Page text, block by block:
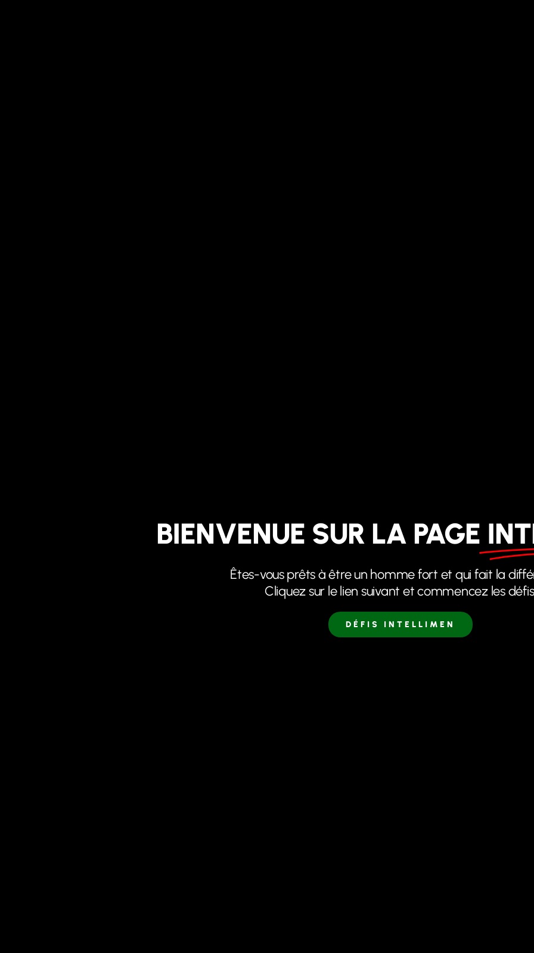
BIENVENUE SUR LA PAGE
Êtes-vous prêts à être un homme fort et qui fait la
Cliquez sur le lien suivant et commencez les
DÉFIS INTELLIMEN